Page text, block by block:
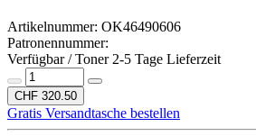
Artikelnummer: OK46490606
Patronennummer:
Verfügbar / Toner 2-5 Tage Lieferzeit
CHF 320.50
Gratis Versandtasche bestellen